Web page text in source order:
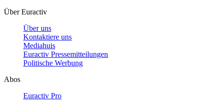
Über Euractiv
Über uns
Kontaktiere uns
Mediahuis
Euractiv Pressemitteilungen
Politische Werbung
Abos
Euractiv Pro